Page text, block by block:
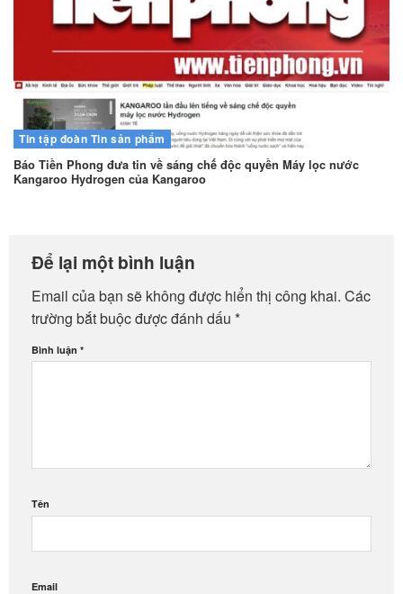
Tin tập đoàn Tin sản phẩm
Báo Tiền Phong đưa tin về sáng chế độc quyền Máy lọc nước
Kangaroo Hydrogen của Kangaroo
Để lại một bình luận
Email của bạn sẽ không được hiển thị công khai. Các
trường bắt buộc được đánh dấu *
Bình luận *
Tên
Email